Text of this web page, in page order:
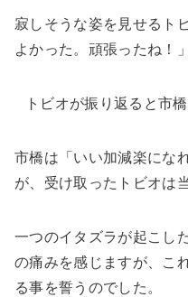
寂しそうな姿を見せるト
よかった。頑張ったね！
トビオが振り返ると市
市橋は「いい加減楽にな
が、受け取ったトビオは
一つのイタズラが起こし
の痛みを感じますが、こ
る事を誓うのでした。